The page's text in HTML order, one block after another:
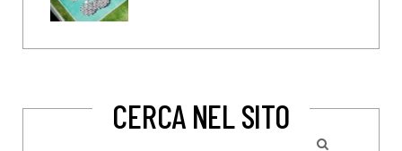
CERCA NEL SITO